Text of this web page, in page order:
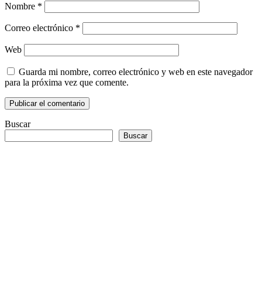
Nombre *
Correo electrónico *
Web
Guarda mi nombre, correo electrónico y web en este navegador
para la próxima vez que comente.
Buscar
Buscar